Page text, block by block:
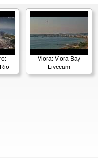
Vlora: Vlora Bay
Livecam